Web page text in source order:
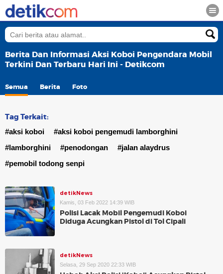
Berita Dan Informasi Aksi Koboi Pengendara Mobil
Terkini Dan Terbaru Hari Ini - Detikcom
Semua Berita Foto
Tag Terkait:
#aksi koboi
#aksi koboi pengemudi lamborghini
#lamborghini
#penodongan
#jalan alaydrus
#pemobil todong senpi
detikNews
Kamis, 03 Feb 2022 14:39 WIB
Polisi Lacak Mobil Pengemudi Koboi
Diduga Acungkan Pistol di Tol Cipali
detikNews
Selasa, 29 Sep 2020 22:33 WIB